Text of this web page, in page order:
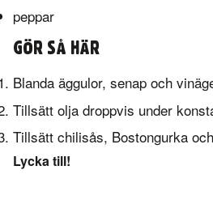
peppar
GÖR SÅ HÄR
Blanda äggulor, senap och
Tillsätt olja droppvis under
Tillsätt chilisås, Bostongurka
Lycka till!